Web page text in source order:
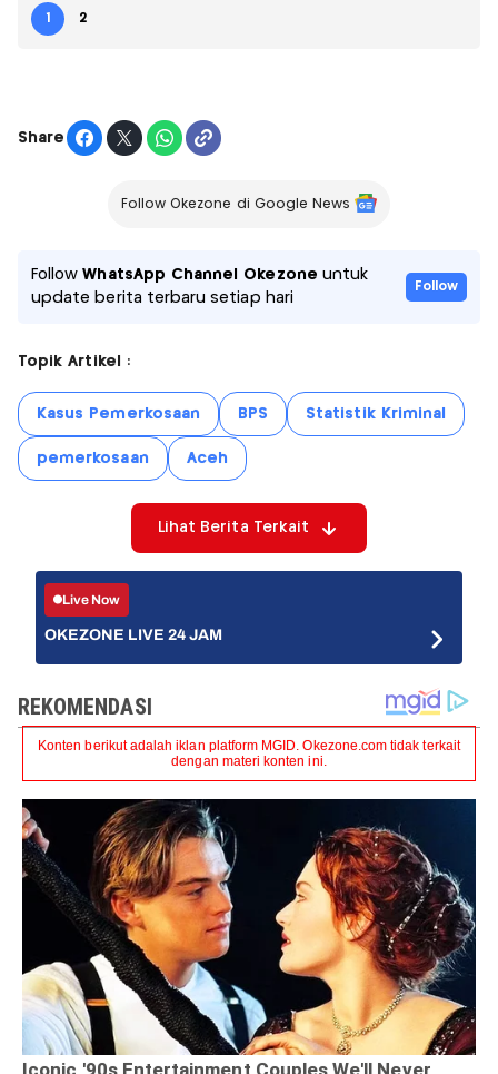
1 2
Share
Follow Okezone di Google News
FollowWhatsApp Channel Okezone untuk
update berita terbaru setiap hari
Follow
Topik Artikel :
Kasus Pemerkosaan BPS Statistik Kriminal
pemerkosaan Aceh
Lihat Berita Terkait
Live Now
OKEZONE LIVE 24 JAM